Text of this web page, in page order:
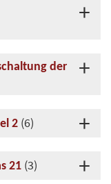
der
2 (6)
21 (3)